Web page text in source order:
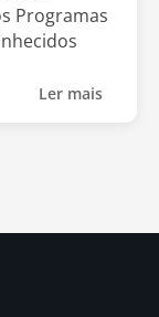
Programas
Ler mais